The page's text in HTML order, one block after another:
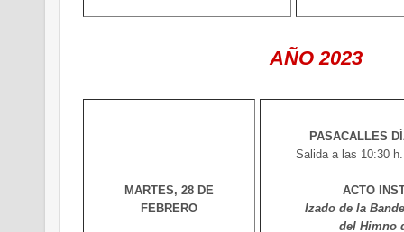
AÑO 2023
MARTES, 28 DE
FEBRERO
PASACALLES
Salida a las 10:30
ACTO
Izado de la
del Himno